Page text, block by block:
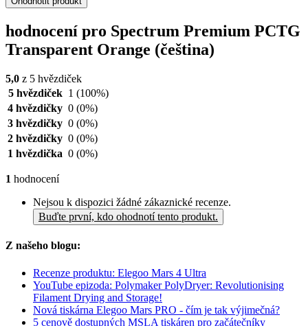
hodnocení pro Spectrum Premium PCTG
Transparent Orange (čeština)
5,0 z 5 hvězdiček
5 hvězdiček 1 (100%)
4 hvězdičky 0 (0%)
3 hvězdičky 0 (0%)
2 hvězdičky 0 (0%)
1 hvězdička 0 (0%)
1 hodnocení
Nejsou k dispozici žádné zákaznické recenze.
Buďte první, kdo ohodnotí tento produkt.
Z našeho blogu:
Recenze produktu: Elegoo Mars 4 Ultra
YouTube epizoda: Polymaker PolyDryer: Revolutionising
Filament Drying and Storage!
Nová tiskárna Elegoo Mars PRO - čím je tak výjimečná?
5 cenově dostupných MSLA tiskáren pro začátečníky